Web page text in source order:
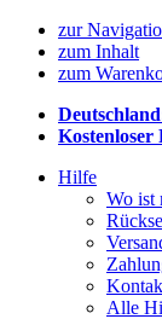
zur
zum Inhalt
zum
Kostenloser
Hilfe
Wo ist
Alle